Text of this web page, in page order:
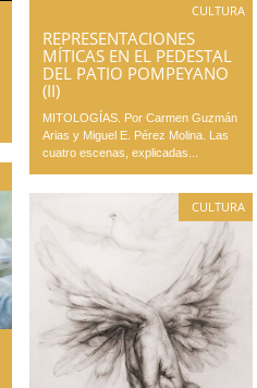
CULTURA
REPRESENTACIONES
MÍTICAS EN EL PEDESTAL
DEL PATIO POMPEYANO
(II)
MITOLOGÍAS. Por Carmen Guzmán
Arias y Miguel E. Pérez Molina. Las
cuatro escenas, explicadas...
CULTURA